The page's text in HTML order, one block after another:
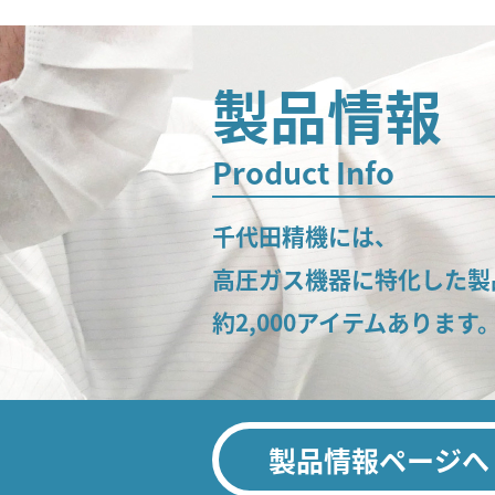
製品情報
Product Info
千代田精機には、
高圧ガス機器に特化した
約2,000アイテムあります
製品情報ページへ